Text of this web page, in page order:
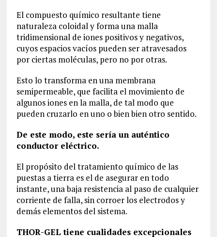
El compuesto químico resultante tiene
naturaleza coloidal y forma una malla
tridimensional de iones positivos y negativos,
cuyos espacios vacíos pueden ser atravesados
por ciertas moléculas, pero no por otras.
Esto lo transforma en una membrana
semipermeable, que facilita el movimiento de
algunos iones en la malla, de tal modo que
pueden cruzarlo en uno o bien bien otro sentido.
De este modo, este sería un auténtico
conductor eléctrico.
El propósito del tratamiento químico de las
puestas a tierra es el de asegurar en todo
instante, una baja resistencia al paso de cualquier
corriente de falla, sin corroer los electrodos y
demás elementos del sistema.
THOR-GEL tiene cualidades excepcionales